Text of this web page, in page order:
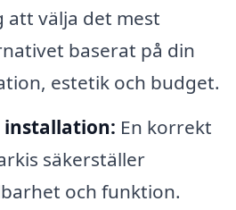
att välja det mest
baserat på din
estetik och budget.
installation: En korrekt
säkerställer
och funktion.